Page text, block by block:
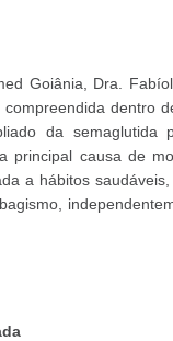
Goiânia, Dra.
dentro
da semaglutida
principal causa de
a hábitos